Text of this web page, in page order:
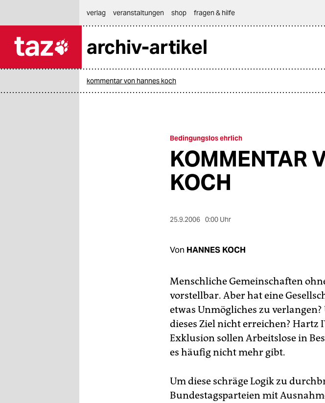
themen
verlag
veranstaltungen shop fragen & hilfe
archiv-artikel
kommentar von hannes koch
Bedingungslos ehrlich
KOMMENTAR
KOCH
25.9.2006 0:00 Uhr
Von HANNES KOCH
Menschliche Gemeinschaften
vorstellbar. Aber hat eine
etwas Unmögliches zu
dieses Ziel nicht erreichen? Hartz
Exklusion sollen Arbeitslose in
es häufig nicht mehr gibt.
Um diese schräge Logik zu
Bundestagsparteien mit